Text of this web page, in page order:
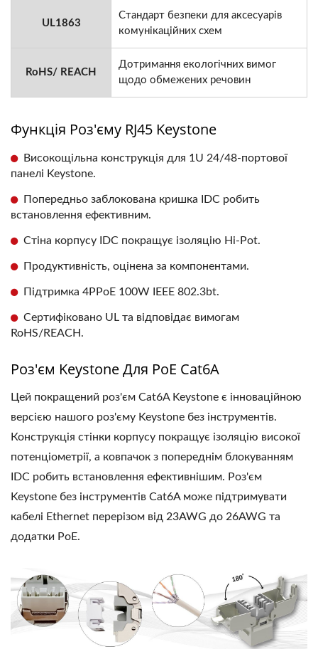
UL1863
Стандарт безпеки для аксесуарів
комунікаційних схем
RoHS/ REACH
Дотримання екологічних вимог
щодо обмежених речовин
Функція Роз'єму RJ45 Keystone
Високощільна конструкція для 1U 24/48-портової
панелі Keystone.
Попередньо заблокована кришка IDC робить
встановлення ефективним.
Стіна корпусу IDC покращує ізоляцію Hi-Pot.
Продуктивність, оцінена за компонентами.
Підтримка 4PPoE 100W IEEE 802.3bt.
Сертифіковано UL та відповідає вимогам
RoHS/REACH.
Роз'єм Keystone Для PoE Cat6A
Цей покращений роз'єм Cat6A Keystone є інноваційною
версією нашого роз'єму Keystone без інструментів.
Конструкція стінки корпусу покращує ізоляцію високої
потенціометрії, а ковпачок з попереднім блокуванням
IDC робить встановлення ефективнішим. Роз'єм
Keystone без інструментів Cat6A може підтримувати
кабелі Ethernet перерізом від 23AWG до 26AWG та
додатки PoE.